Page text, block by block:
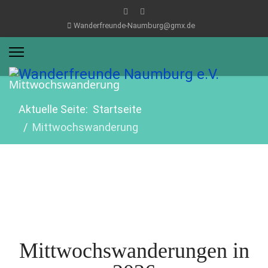
Wanderfreunde-Naumburg@gmx.de
Mittwochswanderung
Aktuelle Seite: Startseite
Mittwochswanderung
Mittwochswanderungen in